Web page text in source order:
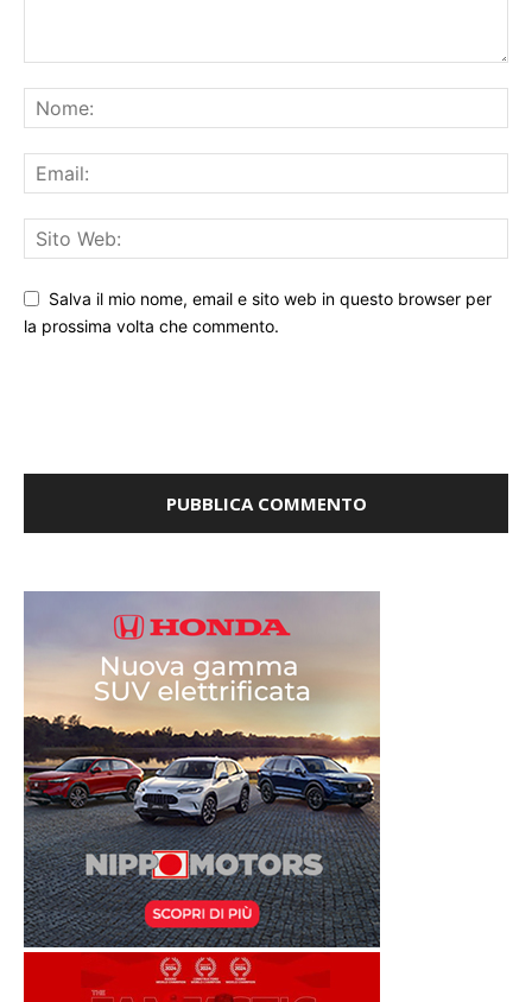
Salva il mio nome, email e sito web in questo browser per
la prossima volta che commento.